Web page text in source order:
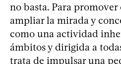
no basta. Para
ampliar la mirada y
como una actividad
ámbitos y dirigida a
trata de impulsar una